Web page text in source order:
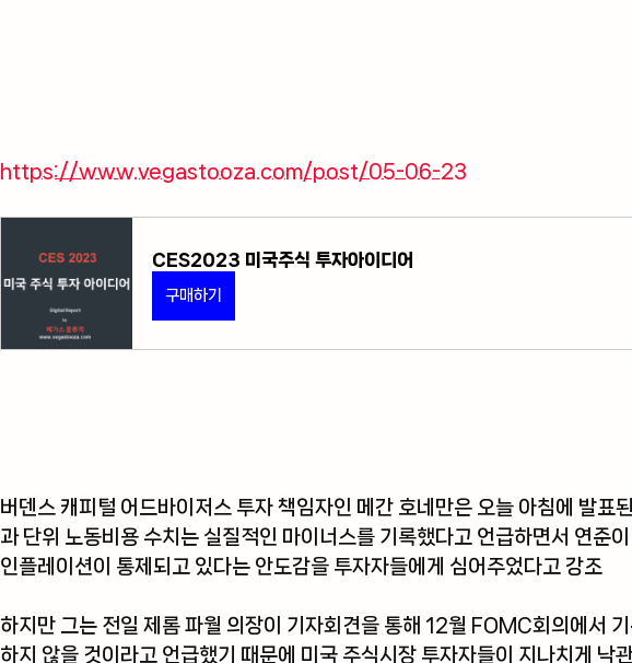
https://www.vegastooza.com/post/05-06-23
CES2023 미국주식 투자아이디어
구매하기
버덴스 캐피털 어드바이저스 투자 책임자인 메간 호네만은 오늘 아침에 발표
과 단위 노동비용 수치는 실질적인 마이너스를 기록했다고 언급하면서 연준
인플레이션이 통제되고 있다는 안도감을 투자자들에게 심어주었다고 강조
하지만 그는 전일 제롬 파월 의장이 기자회견을 통해 12월 FOMC회의에서 기
하지 않을 것이라고 언급했기 때문에 미국 주식시장 투자자들이 지나치게 낙